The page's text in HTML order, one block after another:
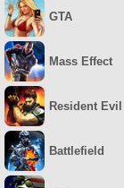
GTA
Mass Effect
Resident Evil
Battlefield